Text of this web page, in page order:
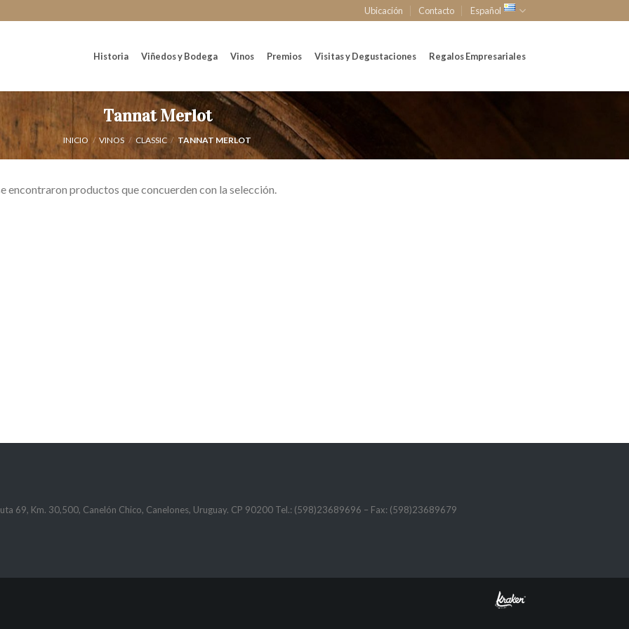
Ubicación Contacto Español
Historia Viñedos y Bodega Vinos Premios Visitas y Degustaciones Regalos Empresariales
Tannat Merlot
INICIO / VINOS / CLASSIC / TANNAT MERLOT
encontraron productos que concuerden con la selección.
69, Km. 30,500, Canelón Chico, Canelones, Uruguay. CP 90200 Tel.: (598)23689696 – Fax: (598)23689679